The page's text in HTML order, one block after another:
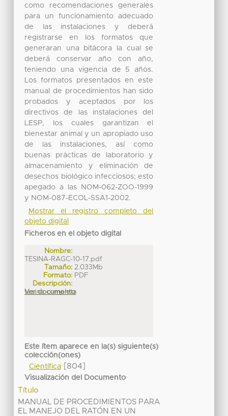
como recomendaciones generales
para un funcionamiento adecuado
de las instalaciones y deberá
registrarse en los formatos que
generaran una bitácora la cual se
deberá conservar año con año,
teniendo una vigencia de 5 años.
Los formatos presentados en este
manual de procedimientos han sido
probados y aceptados por los
directivos de las instalaciones del
LESP, los cuales garantizan el
bienestar animal y un apropiado uso
de las instalaciones, así como
buenas prácticas de laboratorio y
almacenamiento y eliminación de
desechos biológico infecciosos; esto
apegado a las NOM-062-ZOO-1999
y NOM-087-ECOL-SSA1-2002.
Mostrar el registro completo del
objeto digital
Ficheros en el objeto digital
Nombre:
TESINA-RAGC-10-17.pdf
Tamaño: 2.033Mb
Formato: PDF
Descripción:
tesina completa
Ver documento
Este ítem aparece en la(s) siguiente(s)
colección(ones)
Científica[804]
Visualización del Documento
Título
MANUAL DE PROCEDIMIENTOS PARA
EL MANEJO DEL RATÓN EN UN